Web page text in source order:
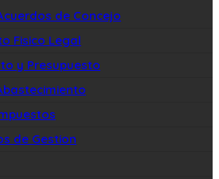
de Concejo
Fisico Legal
y Presupuesto
de Gestion